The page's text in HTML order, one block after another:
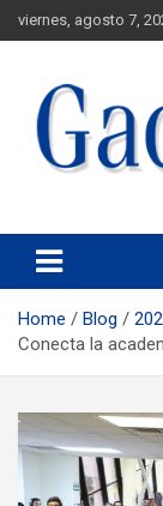
viernes, agosto 7,
Gaceta
Home Blog
Conecta la